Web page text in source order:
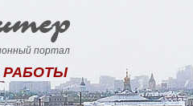
портал
РАБОТЫ